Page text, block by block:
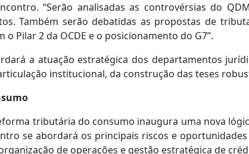
“Serão analisadas as controvérsias do
Também serão debatidas as propostas de
o Pilar 2 da OCDE e o posicionamento do G7”.
a atuação estratégica dos departamentos
institucional, da construção das teses
tributária do consumo inaugura uma nova
se abordará os principais riscos e
de operações e gestão estratégica de